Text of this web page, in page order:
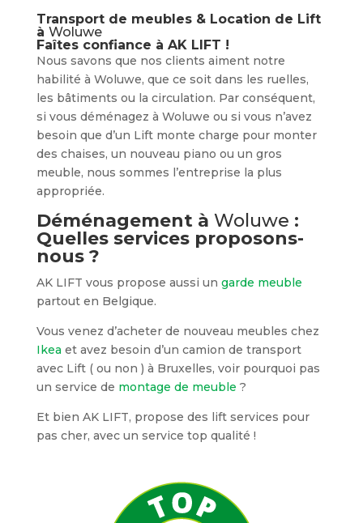
Transport de meubles & Location de Lift
à Woluwe
Faîtes confiance à AK LIFT !
Nous savons que nos clients aiment notre
habilité à Woluwe, que ce soit dans les ruelles,
les bâtiments ou la circulation. Par conséquent,
si vous déménagez à Woluwe ou si vous n’avez
besoin que d’un Lift monte charge pour monter
des chaises, un nouveau piano ou un gros
meuble, nous sommes l’entreprise la plus
appropriée.
Déménagement à Woluwe :
Quelles services proposons-
nous ?
AK LIFT vous propose aussi un garde meuble
partout en Belgique.
Vous venez d’acheter de nouveau meubles chez
Ikea et avez besoin d’un camion de transport
avec Lift ( ou non ) à Bruxelles, voir pourquoi pas
un service de montage de meuble ?
Et bien AK LIFT, propose des lift services pour
pas cher, avec un service top qualité !